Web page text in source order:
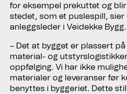
for eksempel prekuttet og
stedet, som et puslespill,
anleggsleder i Veidekke Bygg.
– Det at bygget er plassert
material- og
oppfølging. Vi har ikke
materialer og leveranser før
benyttes i byggeriet. Dette